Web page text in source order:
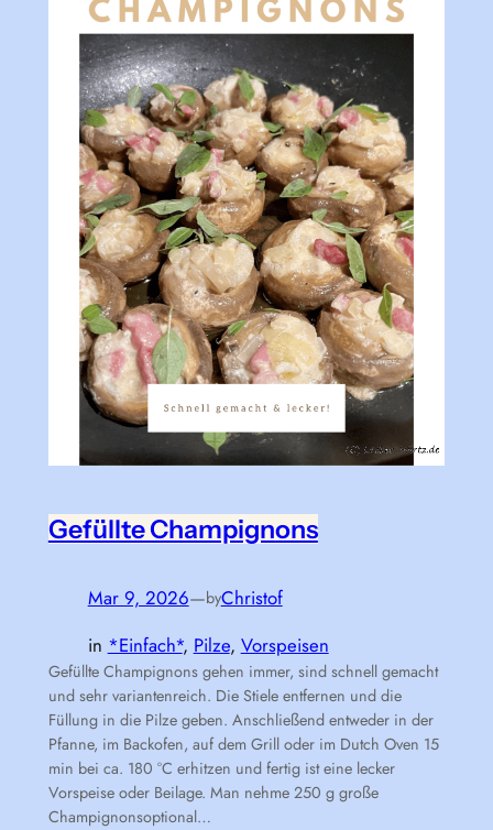
Gefüllte Champignons
Mar 9, 2026—byChristof
in *Einfach*, Pilze, Vorspeisen
Gefüllte Champignons gehen immer, sind schnell gemacht
und sehr variantenreich. Die Stiele entfernen und die
Füllung in die Pilze geben. Anschließend entweder in der
Pfanne, im Backofen, auf dem Grill oder im Dutch Oven 15
min bei ca. 180 °C erhitzen und fertig ist eine lecker
Vorspeise oder Beilage. Man nehme 250 g große
Champignonsoptional…